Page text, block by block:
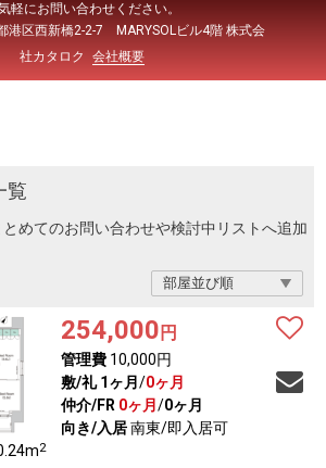
軽にお問い合わせください。
港区西新橋2-2-7 MARYSOLビル4階 株式会
社カタロク
会社概要
覧
めてのお問い合わせや検討中リストへ追加
2
254,000 円
管理費10,000円
敷/礼 1ヶ月 /0ヶ月
仲介/FR 0ヶ月 /0ヶ月
向き/入居南東/即入居可